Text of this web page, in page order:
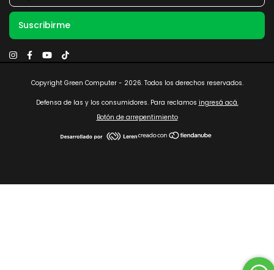
Copyright Green Computer - 2026. Todos los derechos reservados.
Defensa de las y los consumidores. Para reclamos ingresá acá.
Botón de arrepentimiento